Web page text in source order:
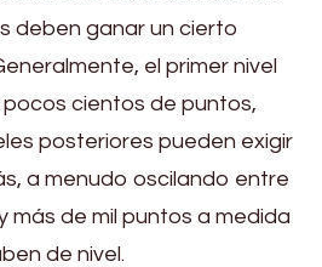
deben ganar un cierto
el primer nivel
cientos de puntos,
posteriores pueden exigir
a menudo oscilando entre
más de mil puntos a medida
de nivel.